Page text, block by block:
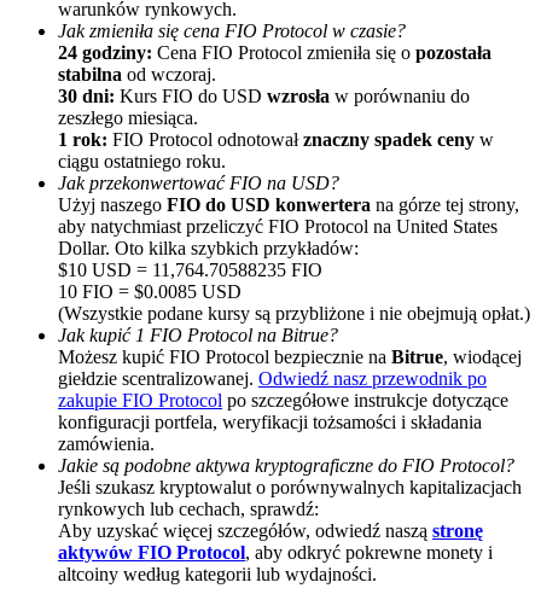
Polecaj
Zaproś przyjaciela, aby otrzymać nagrody pieniężne
Deposit CASHCAT & Win
Deposit CASHCAT & Win
Share 500000 CASHCAT prize pool
Exclusive for BitMart Users
Register & Trade to Win 500,000 USDT
warunków rynkowych.
Jak zmieniła się cena FIO Protocol w czasie?
24 godziny: Cena FIO Protocol zmieniła się o pozostała
stabilna od wczoraj.
30 dni: Kurs FIO do USD wzrosła w porównaniu do
zeszłego miesiąca.
1 rok: FIO Protocol odnotowałznaczny spadek ceny w
ciągu ostatniego roku.
Jak przekonwertować FIO na USD?
Użyj naszego FIO do USD konwertera na górze tej strony,
aby natychmiast przeliczyć FIO Protocol na United States
Dollar. Oto kilka szybkich przykładów:
$10 USD = 11,764.70588235 FIO
10 FIO = $0.0085 USD
(Wszystkie podane kursy są przybliżone i nie obejmują opłat.)
Jak kupić 1 FIO Protocol na Bitrue?
Możesz kupić FIO Protocol bezpiecznie na Bitrue, wiodącej
giełdzie scentralizowanej. Odwiedź nasz przewodnik po
zakupie FIO Protocol po szczegółowe instrukcje dotyczące
konfiguracji portfela, weryfikacji tożsamości i składania
zamówienia.
Jakie są podobne aktywa kryptograficzne do FIO Protocol?
Jeśli szukasz kryptowalut o porównywalnych kapitalizacjach
rynkowych lub cechach, sprawdź:
Aby uzyskać więcej szczegółów, odwiedź naszą stronę
aktywów FIO Protocol, aby odkryć pokrewne monety i
altcoiny według kategorii lub wydajności.